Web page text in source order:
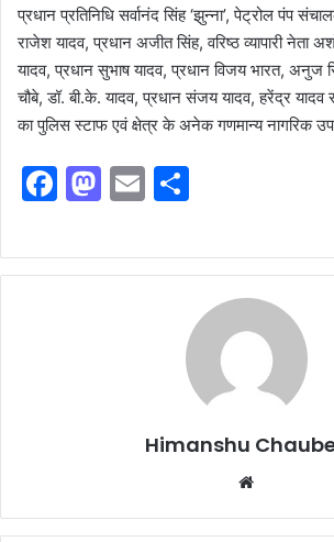
प्रधान प्रतिनिधि सर्वानंद सिंह ‘झुन्ना’, पेट्रोल पंप
राजेश यादव, प्रधान अजीत सिंह, वरिष्ठ व्यापारी नेता
यादव, प्रधान सुभाष यादव, प्रधान विजय भारत, अनुज
चौबे, डॉ. बी.के. यादव, प्रधान संजय यादव, हरेंद्र यादव
का पुलिस स्टाफ एवं क्षेत्र के अनेक गणमान्य नागरिक
F
c
e
M
st
o
E
ai
l
ar
e
Himanshu